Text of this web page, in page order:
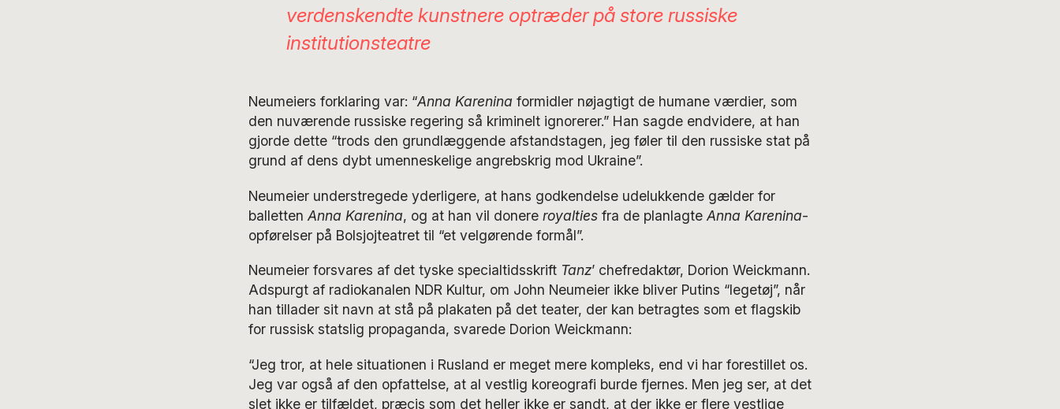
verdenskendte kunstnere optræder på store russiske
institutionsteatre
Neumeiers forklaring var: “Anna Karenina formidler nøjagtigt de humane værdier, som
den nuværende russiske regering så kriminelt ignorerer.” Han sagde endvidere, at han
gjorde dette “trods den grundlæggende afstandstagen, jeg føler til den russiske stat på
grund af dens dybt umenneskelige angrebskrig mod Ukraine”.
Neumeier understregede yderligere, at hans godkendelse udelukkende gælder for
balletten Anna Karenina, og at han vil donere royalties fra de planlagte Anna Karenina-
opførelser på Bolsjojteatret til “et velgørende formål”.
Neumeier forsvares af det tyske specialtidsskrift Tanz’ chefredaktør, Dorion Weickmann.
Adspurgt af radiokanalen NDR Kultur, om John Neumeier ikke bliver Putins “legetøj”, når
han tillader sit navn at stå på plakaten på det teater, der kan betragtes som et flagskib
for russisk statslig propaganda, svarede Dorion Weickmann:
“Jeg tror, at hele situationen i Rusland er meget mere kompleks, end vi har forestillet os.
Jeg var også af den opfattelse, at al vestlig koreografi burde fjernes. Men jeg ser, at det
slet ikke er tilfældet, præcis som det heller ikke er sandt, at der ikke er flere vestlige